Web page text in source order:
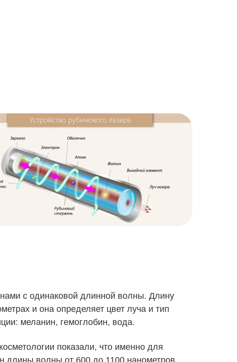
с одинаковой длинной волны. Длину
и она определяет цвет луча и тип
меланин, гемоглобин, вода.
показали, что именно для
длины волны от 600 до 1100 нанометров.